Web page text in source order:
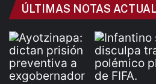
ÚLTIMAS NOTAS